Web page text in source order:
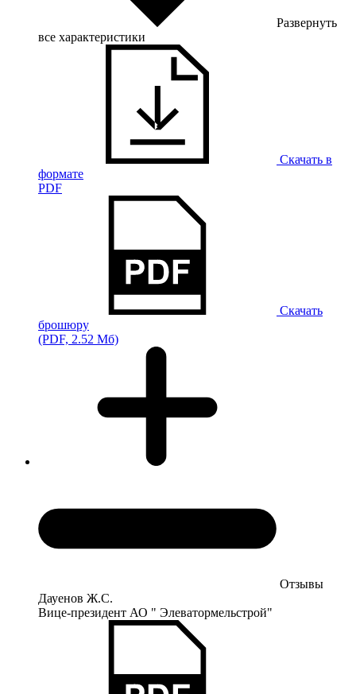
Развернуть
все характеристики
Скачать в
формате
PDF
Скачать
брошюру
(PDF, 2.52 Мб)
Отзывы
Дауенов Ж.С.
Вице-президент АО " Элеватормельстрой"